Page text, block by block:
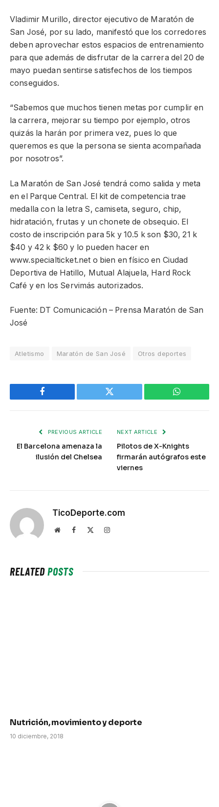
Vladimir Murillo, director ejecutivo de Maratón de
San José, por su lado, manifestó que los corredores
deben aprovechar estos espacios de entrenamiento
para que además de disfrutar de la carrera del 20 de
mayo puedan sentirse satisfechos de los tiempos
conseguidos.
“Sabemos que muchos tienen metas por cumplir en
la carrera, mejorar su tiempo por ejemplo, otros
quizás la harán por primera vez, pues lo que
queremos es que la persona se sienta acompañada
por nosotros”.
La Maratón de San José tendrá como salida y meta
en el Parque Central. El kit de competencia trae
medalla con la letra S, camiseta, seguro, chip,
hidratación, frutas y un chonete de obsequio. El
costo de inscripción para 5k y 10.5 k son $30, 21 k
$40 y 42 k $60 y lo pueden hacer en
www.specialticket.net o bien en físico en Ciudad
Deportiva de Hatillo, Mutual Alajuela, Hard Rock
Café y en los Servimás autorizados.
Fuente: DT Comunicación – Prensa Maratón de San
José
Atletismo Maratón de San José Otros deportes
Facebook Twitter WhatsApp
PREVIOUS ARTICLE
El Barcelona amenaza la
ilusión del Chelsea
NEXT ARTICLE
Pilotos de X-Knights
firmarán autógrafos este
viernes
TicoDeporte.com
WebsiteFacebook Instagram
RELATEDPOSTS
Nutrición, movimiento y deporte
10 diciembre, 2018